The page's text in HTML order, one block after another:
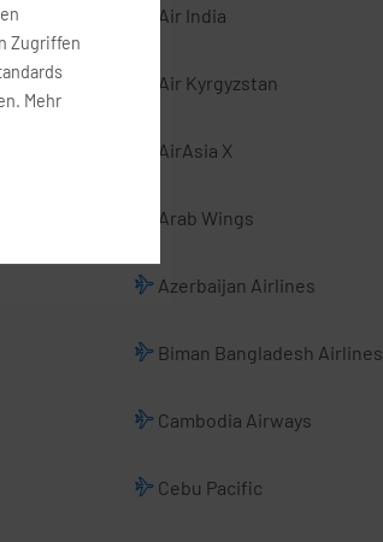
Air India
Air Kyrgyzstan
AirAsia X
Arab Wings
Azerbaijan Airlines
Biman Bangladesh Airlines
Cambodia Airways
Cebu Pacific
Zugriffen
Mehr